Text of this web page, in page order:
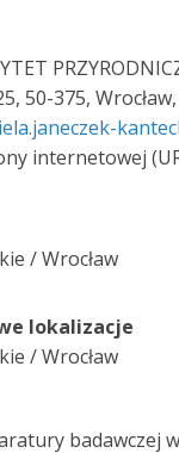
50-375,
internetowej
/ Wrocław
lokalizacje
/ Wrocław
badawczej